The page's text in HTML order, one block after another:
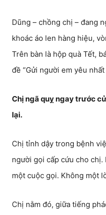
Dũng – chồng chị – đang
khoác áo len hàng hiệu,
Trên bàn là hộp quà Tết,
đề “Gửi người em yêu nhất
Chị ngã quỵ ngay trước
lại.
Chị tỉnh dậy trong bệnh
người gọi cấp cứu cho
một cuộc gọi. Không một
Chị nằm đó, giữa tiếng